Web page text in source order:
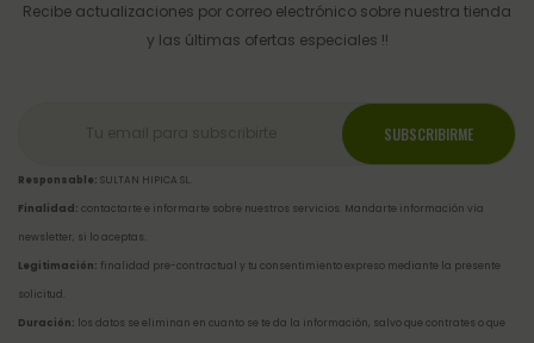
Recibe actualizaciones por correo electrónico sobre nuestra tienda
y las últimas ofertas especiales !!
Responsable: SULTAN HIPICA SL.
Finalidad: contactarte e informarte sobre nuestros servicios. Mandarte información vía
newsletter, si lo aceptas.
Legitimación: finalidad pre-contractual y tu consentimiento expreso mediante la presente
solicitud.
Duración: los datos se eliminan en cuanto se te da la información, salvo que contrates o que